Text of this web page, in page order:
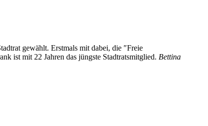
gewählt. Erstmals mit dabei, die ″Freie
ist mit 22 Jahren das jüngste Stadtratsmitglied. Bettina